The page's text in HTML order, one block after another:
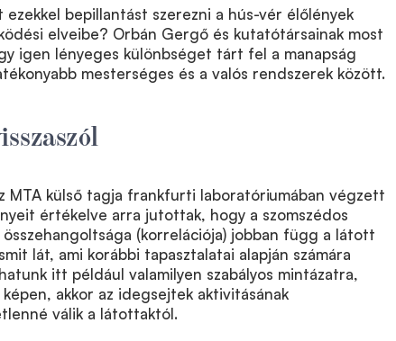
ezekkel bepillantást szerezni a hús-vér élőlények
elveibe? Orbán Gergő és kutatótársainak most
igen lényeges különbséget tárt fel a manapság
mesterséges és a valós rendszerek között.
MTA külső tagja frankfurti laboratóriumában végzett
értékelve arra jutottak, hogy a szomszédos
(korrelációja) jobban függ a látott
lát, ami korábbi tapasztalatai alapján számára
itt például valamilyen szabályos mintázatra,
képen, akkor az idegsejtek aktivitásának
válik a látottaktól.